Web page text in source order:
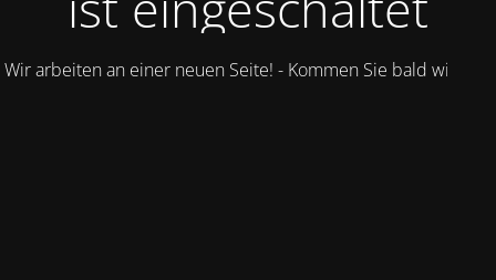
Wir arbeiten an einer neuen Seite! - Kommen Sie bald wieder.